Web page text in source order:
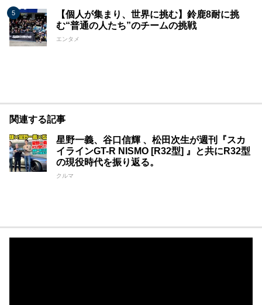
【個人が集まり、世界に挑む】鈴鹿8耐に挑
む“普通の人たち”のチームの挑戦
エンタメ
関連する記事
星野一義、谷口信輝 、松田次生が週刊『スカ
イラインGT-R NISMO [R32型] 』と共にR32型
の現役時代を振り返る。
クルマ